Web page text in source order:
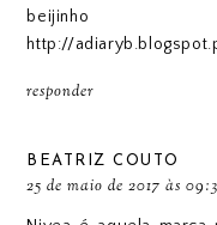
beijinho
http://
responder
BEATRIZ COUTO
25 de maio de 2017 às